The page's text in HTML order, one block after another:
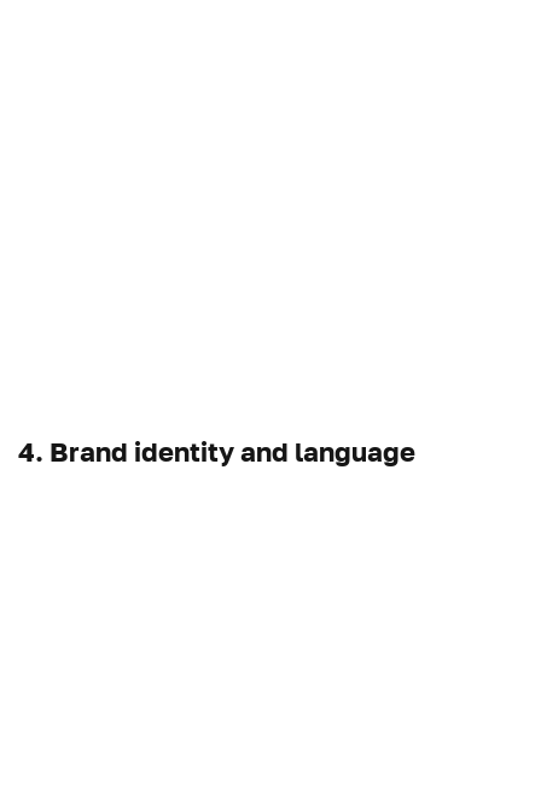
4. Brand identity and language